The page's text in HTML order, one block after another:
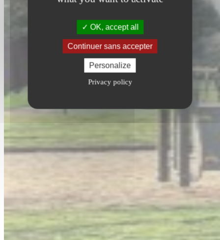
OK, accept all
Continuer sans accepter
Personalize
Privacy policy